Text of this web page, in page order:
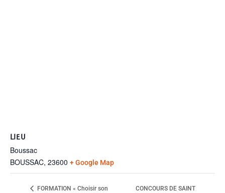
LIEU
Boussac
BOUSSAC, 23600 + Google Map
FORMATION « Choisir son
CONCOURS DE SAINT